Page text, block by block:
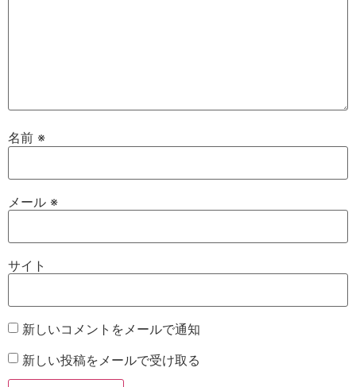
名前 ※
メール ※
サイト
新しいコメントをメールで通知
新しい投稿をメールで受け取る